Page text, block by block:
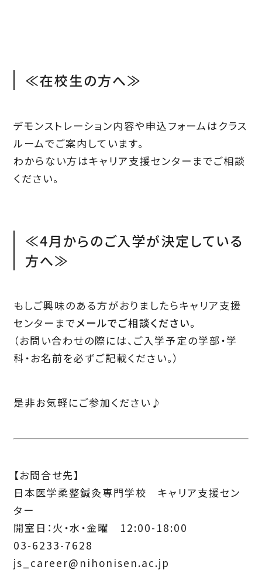
≪在校生の方へ≫
デモンストレーション内容や申込フォームはクラス
ルームでご案内しています。
わからない方はキャリア支援センターまでご相談
ください。
≪4月からのご入学が決定している
方へ≫
もしご興味のある方がおりましたらキャリア支援
センターまでメールでご相談ください。
（お問い合わせの際には、ご入学予定の学部・学
科・お名前を必ずご記載ください。）
是非お気軽にご参加ください♪
【お問合せ先】
日本医学柔整鍼灸専門学校 キャリア支援セン
ター
開室日：火・水・金曜 12:00-18:00
03-6233-7628
js_career@nihonisen.ac.jp